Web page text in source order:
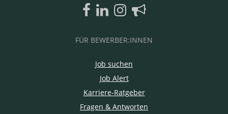
FÜR BEWERBER:INNEN
Job suchen
Job Alert
Karriere-Ratgeber
Fragen & Antworten